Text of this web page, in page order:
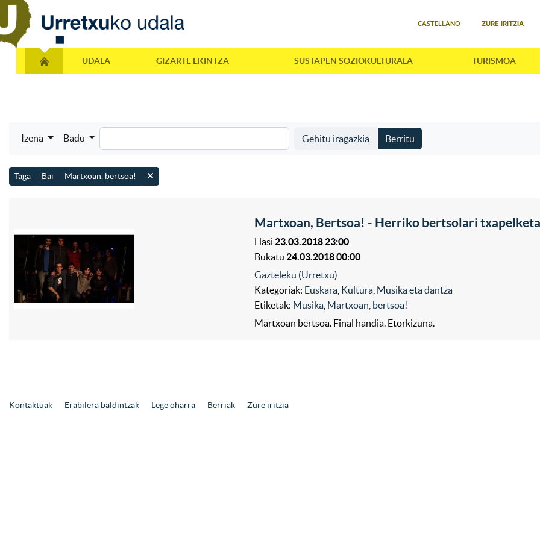
CASTELLANO ZURE IRITZIA
UDALA GIZARTE EKINTZA SUSTAPEN SOZIOKULTURALA TURISMOA
Izena Badu Gehitu iragazkia Berritu
Taga Bai Martxoan, bertsoa!
Martxoan, Bertsoa! - Herriko bertsolari
Hasi 23.03.2018 23:00
Bukatu 24.03.2018 00:00
Gazteleku (Urretxu)
Kategoriak: Euskara Kultura Musika eta dantza
Etiketak: Musika Martxoan, bertsoa!
Martxoan bertsoa. Final handia. Etorkizuna.
Kontaktuak Erabilera baldintzak Lege oharra Berriak Zure iritzia